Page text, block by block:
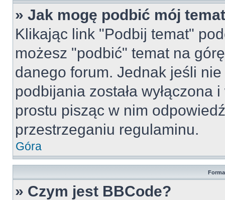
» Jak mogę podbić mój
Klikając link "Podbij temat"
możesz "podbić" temat na
danego forum. Jednak jeśli
podbijania została
prostu pisząc w nim
przestrzeganiu regulaminu.
Góra
» Czym jest BBCode?